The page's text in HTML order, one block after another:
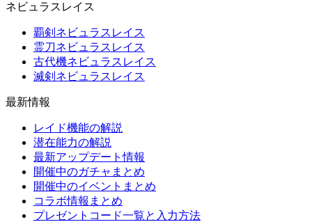
ネビュラスレイス
覇剣ネビュラスレイス
霊刀ネビュラスレイス
古代機ネビュラスレイス
滅剣ネビュラスレイス
最新情報
レイド機能の解説
潜在能力の解説
最新アップデート情報
開催中のガチャまとめ
開催中のイベントまとめ
コラボ情報まとめ
プレゼントコード一覧と入力方法